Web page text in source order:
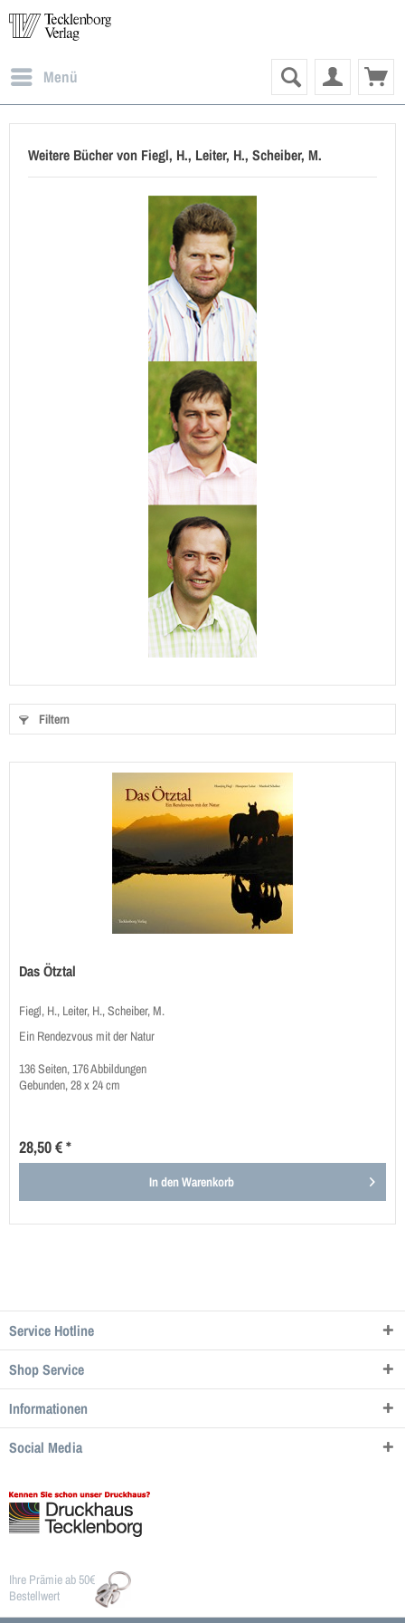
Menü
Weitere Bücher von Fiegl, H., Leiter, H., Scheiber, M.
Filtern
Das Ötztal
Fiegl, H., Leiter, H., Scheiber, M.
Ein Rendezvous mit der Natur
136 Seiten, 176 Abbildungen
Gebunden, 28 x 24 cm
28,50 € *
In denWarenkorb
Service Hotline
Shop Service
Informationen
Social Media
Ihre Prämie ab 50€
Bestellwert